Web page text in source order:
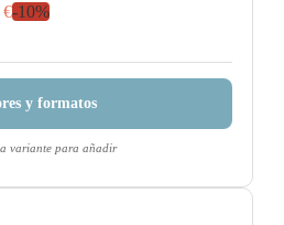
€-10%
y formatos
variante para añadir